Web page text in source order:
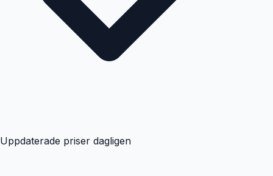
Uppdaterade priser dagligen